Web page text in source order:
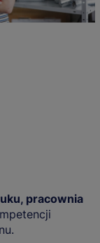
pracownia